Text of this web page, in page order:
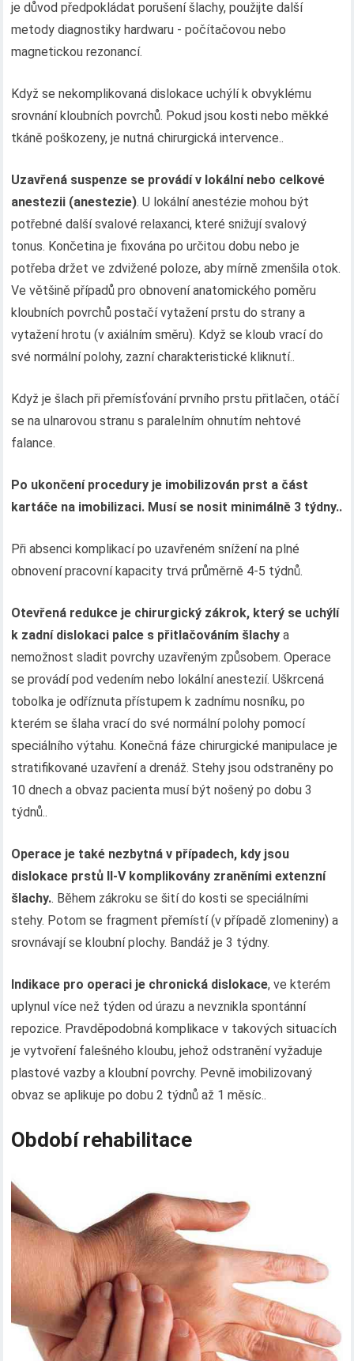
je důvod předpokládat porušení šlachy, použijte další
metody diagnostiky hardwaru - počítačovou nebo
magnetickou rezonancí.
Když se nekomplikovaná dislokace uchýlí k obvyklému
srovnání kloubních povrchů. Pokud jsou kosti nebo měkké
tkáně poškozeny, je nutná chirurgická intervence..
Uzavřená suspenze se provádí v lokální nebo celkové
anestezii (anestezie). U lokální anestézie mohou být
potřebné další svalové relaxanci, které snižují svalový
tonus. Končetina je fixována po určitou dobu nebo je
potřeba držet ve zdvižené poloze, aby mírně zmenšila otok.
Ve většině případů pro obnovení anatomického poměru
kloubních povrchů postačí vytažení prstu do strany a
vytažení hrotu (v axiálním směru). Když se kloub vrací do
své normální polohy, zazní charakteristické kliknutí..
Když je šlach při přemísťování prvního prstu přitlačen, otáčí
se na ulnarovou stranu s paralelním ohnutím nehtové
falance.
Po ukončení procedury je imobilizován prst a část
kartáče na imobilizaci. Musí se nosit minimálně 3 týdny..
Při absenci komplikací po uzavřeném snížení na plné
obnovení pracovní kapacity trvá průměrně 4-5 týdnů.
Otevřená redukce je chirurgický zákrok, který se uchýlí
k zadní dislokaci palce s přitlačováním šlachya
nemožnost sladit povrchy uzavřeným způsobem. Operace
se provádí pod vedením nebo lokální anestezií. Uškrcená
tobolka je odříznuta přístupem k zadnímu nosníku, po
kterém se šlaha vrací do své normální polohy pomocí
speciálního výtahu. Konečná fáze chirurgické manipulace je
stratifikované uzavření a drenáž. Stehy jsou odstraněny po
10 dnech a obvaz pacienta musí být nošený po dobu 3
týdnů..
Operace je také nezbytná v případech, kdy jsou
dislokace prstů II-V komplikovány zraněními extenzní
šlachy.. Během zákroku se šití do kosti se speciálními
stehy. Potom se fragment přemístí (v případě zlomeniny) a
srovnávají se kloubní plochy. Bandáž je 3 týdny.
Indikace pro operaci je chronická dislokace, ve kterém
uplynul více než týden od úrazu a nevznikla spontánní
repozice. Pravděpodobná komplikace v takových situacích
je vytvoření falešného kloubu, jehož odstranění vyžaduje
plastové vazby a kloubní povrchy. Pevně ​​imobilizovaný
obvaz se aplikuje po dobu 2 týdnů až 1 měsíc..
Období rehabilitace